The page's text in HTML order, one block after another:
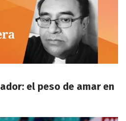
el peso de amar en